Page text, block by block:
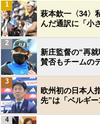
萩本欽一〈34〉
んだ通訳に「小
1
新庄監督の“再
賛否もチームの
2
欧州初の日本人
先”は「ベルギ
3
4